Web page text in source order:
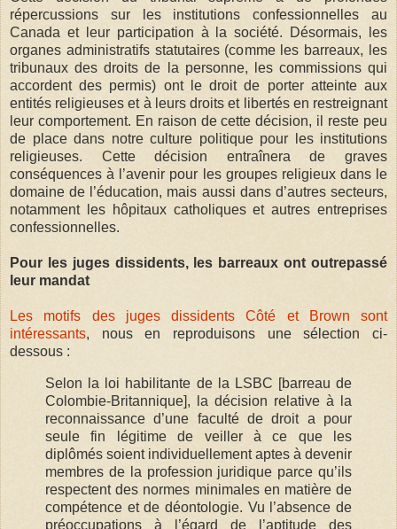
répercussions sur les institutions confessionnelles au
Canada et leur participation à la société. Désormais, les
organes administratifs statutaires (comme les barreaux, les
tribunaux des droits de la personne, les commissions qui
accordent des permis) ont le droit de porter atteinte aux
entités religieuses et à leurs droits et libertés en restreignant
leur comportement. En raison de cette décision, il reste peu
de place dans notre culture politique pour les institutions
religieuses. Cette décision entraînera de graves
conséquences à l’avenir pour les groupes religieux dans le
domaine de l’éducation, mais aussi dans d’autres secteurs,
notamment les hôpitaux catholiques et autres entreprises
confessionnelles.
Pour les juges dissidents, les barreaux ont outrepassé
leur mandat
Les motifs des juges dissidents Côté et Brown sont
intéressants, nous en reproduisons une sélection ci-
dessous :
Selon la loi habilitante de la LSBC [barreau de
Colombie-Britannique], la décision relative à la
reconnaissance d’une faculté de droit a pour
seule fin légitime de veiller à ce que les
diplômés soient individuellement aptes à devenir
membres de la profession juridique parce qu’ils
respectent des normes minimales en matière de
compétence et de déontologie. Vu l’absence de
préoccupations à l’égard de l’aptitude des